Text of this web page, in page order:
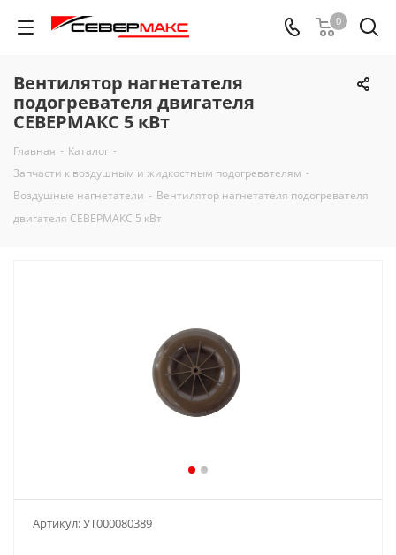
0
Вентилятор нагнетателя
подогревателя двигателя
СЕВЕРМАКС 5 кВт
Главная - Каталог -
Запчасти к воздушным и жидкостным подогревателям -
Воздушные нагнетатели - Вентилятор нагнетателя подогревателя
двигателя СЕВЕРМАКС 5 кВт
Артикул:УТ000080389